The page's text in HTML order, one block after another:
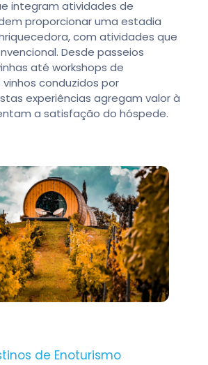
integram atividades de
proporcionar uma estadia
com atividades que
Desde passeios
até workshops de
conduzidos por
experiências agregam valor à
a satisfação do hóspede.
de Enoturismo